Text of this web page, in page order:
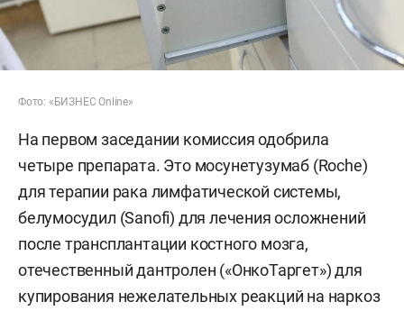
Фото: «БИЗНЕС Online»
На первом заседании комиссия одобрила
четыре препарата. Это мосунетузумаб (Roche)
для терапии рака лимфатической системы,
белумосудил (Sanofi) для лечения осложнений
после трансплантации костного мозга,
отечественный дантролен («ОнкоТаргет») для
купирования нежелательных реакций на наркоз